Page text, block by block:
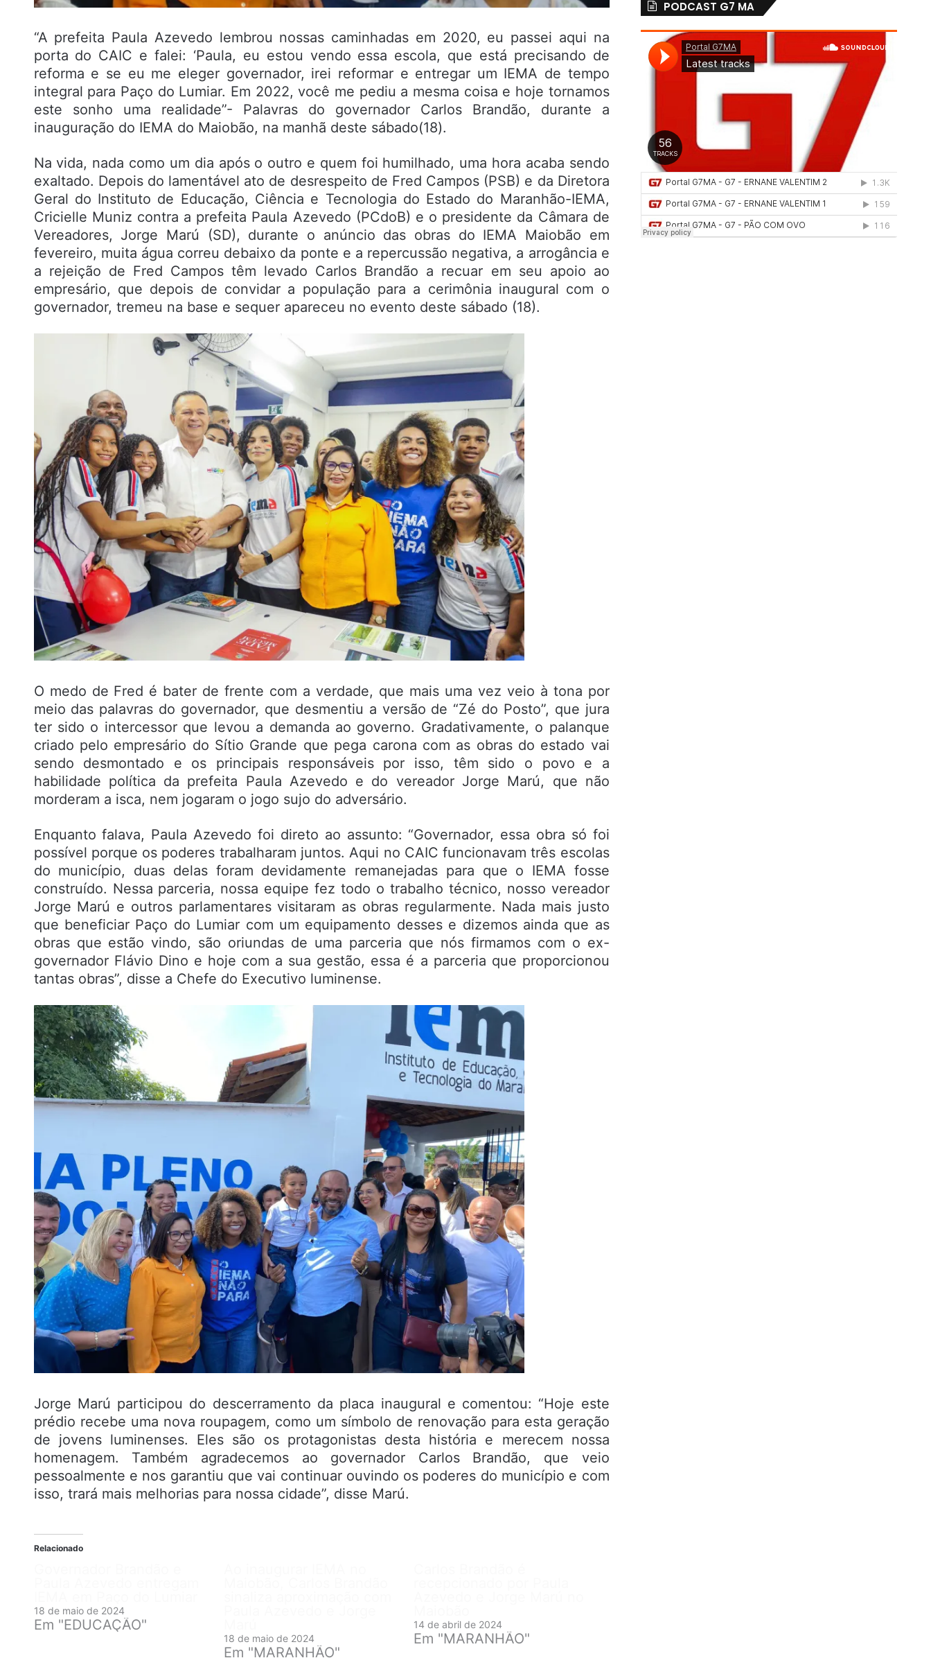
“A prefeita Paula Azevedo lembrou nossas caminhadas em 2020, eu passei aqui na
porta do CAIC e falei: ‘Paula, eu estou vendo essa escola, que está precisando de
reforma e se eu me eleger governador, irei reformar e entregar um IEMA de tempo
integral para Paço do Lumiar. Em 2022, você me pediu a mesma coisa e hoje tornamos
este sonho uma realidade”- Palavras do governador Carlos Brandão, durante a
inauguração do IEMA do Maiobão, na manhã deste sábado(18).
Na vida, nada como um dia após o outro e quem foi humilhado, uma hora acaba sendo
exaltado. Depois do lamentável ato de desrespeito de Fred Campos (PSB) e da Diretora
Geral do Instituto de Educação, Ciência e Tecnologia do Estado do Maranhão-IEMA,
Cricielle Muniz contra a prefeita Paula Azevedo (PCdoB) e o presidente da Câmara de
Vereadores, Jorge Marú (SD), durante o anúncio das obras do IEMA Maiobão em
fevereiro, muita água correu debaixo da ponte e a repercussão negativa, a arrogância e
a rejeição de Fred Campos têm levado Carlos Brandão a recuar em seu apoio ao
empresário, que depois de convidar a população para a cerimônia inaugural com o
governador, tremeu na base e sequer apareceu no evento deste sábado (18).
O medo de Fred é bater de frente com a verdade, que mais uma vez veio à tona por
meio das palavras do governador, que desmentiu a versão de “Zé do Posto”, que jura
ter sido o intercessor que levou a demanda ao governo. Gradativamente, o palanque
criado pelo empresário do Sítio Grande que pega carona com as obras do estado vai
sendo desmontado e os principais responsáveis por isso, têm sido o povo e a
habilidade política da prefeita Paula Azevedo e do vereador Jorge Marú, que não
morderam a isca, nem jogaram o jogo sujo do adversário.
Enquanto falava, Paula Azevedo foi direto ao assunto: “Governador, essa obra só foi
possível porque os poderes trabalharam juntos. Aqui no CAIC funcionavam três escolas
do município, duas delas foram devidamente remanejadas para que o IEMA fosse
construído. Nessa parceria, nossa equipe fez todo o trabalho técnico, nosso vereador
Jorge Marú e outros parlamentares visitaram as obras regularmente. Nada mais justo
que beneficiar Paço do Lumiar com um equipamento desses e dizemos ainda que as
obras que estão vindo, são oriundas de uma parceria que nós firmamos com o ex-
governador Flávio Dino e hoje com a sua gestão, essa é a parceria que proporcionou
tantas obras”, disse a Chefe do Executivo luminense.
Jorge Marú participou do descerramento da placa inaugural e comentou: “Hoje este
prédio recebe uma nova roupagem, como um símbolo de renovação para esta geração
de jovens luminenses. Eles são os protagonistas desta história e merecem nossa
homenagem. Também agradecemos ao governador Carlos Brandão, que veio
pessoalmente e nos garantiu que vai continuar ouvindo os poderes do município e com
isso, trará mais melhorias para nossa cidade”, disse Marú.
Relacionado
18 de maio de 2024
Em "EDUCAÇÃO"
18 de maio de 2024
Em "MARANHÃO"
14 de abril de 2024
Em "MARANHÃO"
PODCAST G7 MA